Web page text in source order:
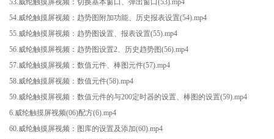
53.威纶触摸屏视频：切换基本窗口、弹出窗口(53).mp4
54.威纶触摸屏视频：趋势图附加功能、历史报表设置(54).mp4
55.威纶触摸屏视频：趋势图设置、报表设置(55).mp4
56.威纶触摸屏视频：趋势图设置2、历史趋势图(56).mp4
57.威纶触摸屏视频：数值元件、棒图元件(57).mp4
58.威纶触摸屏视频：数值元件(58).mp4
59.威纶触摸屏视频：数值元件的与200定时器的设置、棒图的设置(59).mp4
6.威纶触摸屏视频(06)配方(6).mp4
60.威纶触摸屏视频：图库的设置及添加(60).mp4